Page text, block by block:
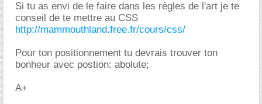
Si tu as envi de le faire dans les règles de l'art je te
conseil de te mettre au CSS
http://mammouthland.free.fr/cours/css/
Pour ton positionnement tu devrais trouver ton
bonheur avec postion: abolute;
A+